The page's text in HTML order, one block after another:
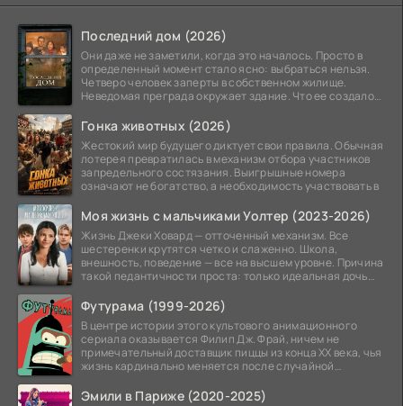
Последний дом (2026)
Они даже не заметили, когда это началось. Просто в
определенный момент стало ясно: выбраться нельзя.
Четверо человек заперты в собственном жилище.
Неведомая преграда окружает здание. Что ее создало
Гонка животных (2026)
Жестокий мир будущего диктует свои правила. Обычная
лотерея превратилась в механизм отбора участников
запредельного состязания. Выигрышные номера
означают не богатство, а необходимость участвовать в
Моя жизнь с мальчиками Уолтер (2023-2026)
Жизнь Джеки Ховард — отточенный механизм. Все
шестеренки крутятся четко и слаженно. Школа,
внешность, поведение — все на высшем уровне. Причина
такой педантичности проста: только идеальная дочь
Футурама (1999-2026)
В центре истории этого культового анимационного
сериала оказывается Филип Дж. Фрай, ничем не
примечательный доставщик пиццы из конца XX века, чья
жизнь кардинально меняется после случайной
Эмили в Париже (2020-2025)